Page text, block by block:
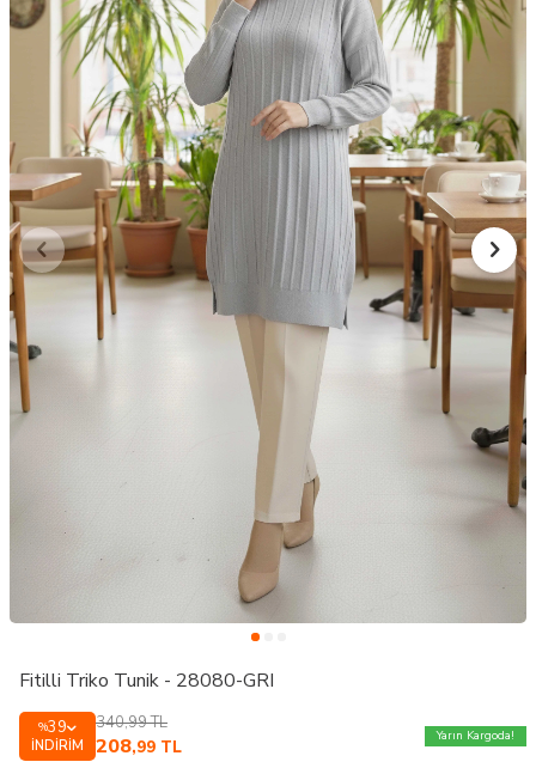
Fitilli Triko Tunik - 28080-GRI
%39
İNDIRIM
340,99TL
208,99 TL
Yarın Kargoda!